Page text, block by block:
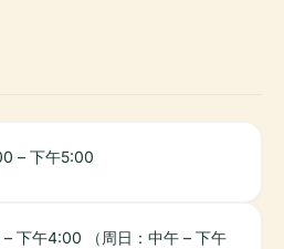
– 下午5:00
– 下午4:00 （周日：中午 – 下午